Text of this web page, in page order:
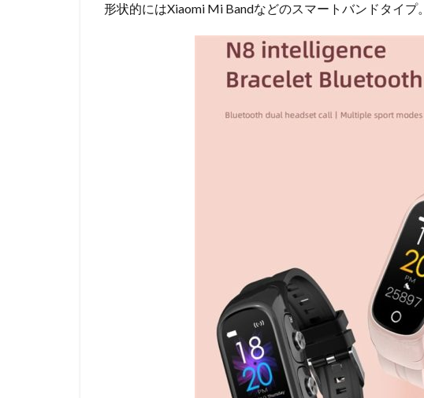
形状的にはXiaomi Mi Bandなどのスマートバンドタイプ。